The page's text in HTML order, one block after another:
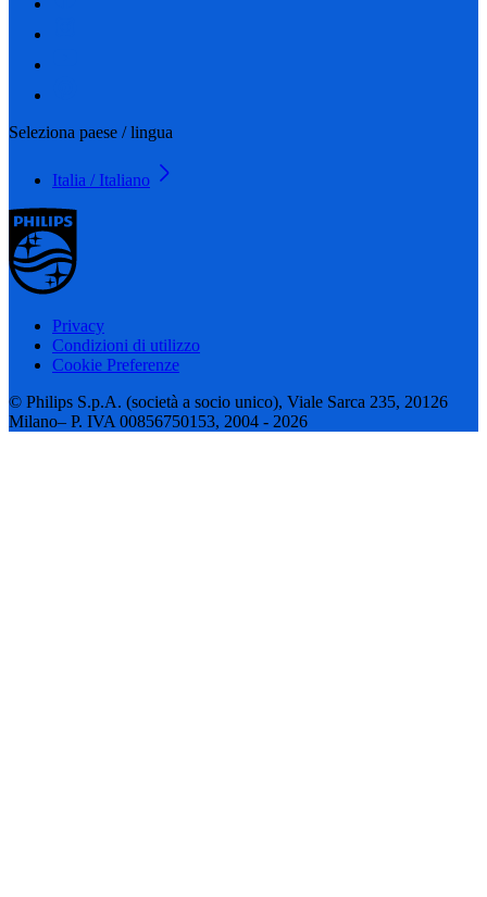
Seleziona paese / lingua
Italia / Italiano
Privacy
Condizioni di utilizzo
Cookie Preferenze
© Philips S.p.A. (società a socio unico), Viale Sarca 235, 20126
Milano– P. IVA 00856750153, 2004 - 2026